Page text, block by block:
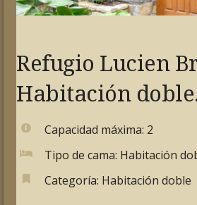
Refugio Lucien
Habitación
Capacidad máxima: 2
Tipo de cama: Habitación
Categoría: Habitación doble